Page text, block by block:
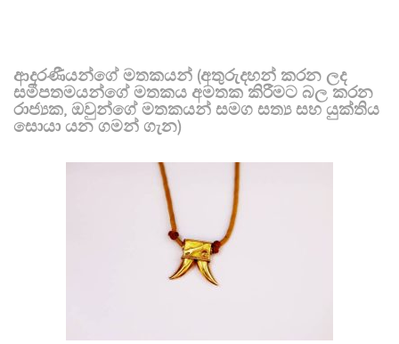
ආදරණීයන්ගේ මතකයන් (අතුරුදහන් කරන ලද
සමීපතමයන්ගේ මතකය අමතක කිරීමට බල කරන
රාජ්‍යක, ඔවුන්ගේ මතකයන් සමග සත්‍ය සහ යුක්තිය
සොයා යන ගමන් ගැන)